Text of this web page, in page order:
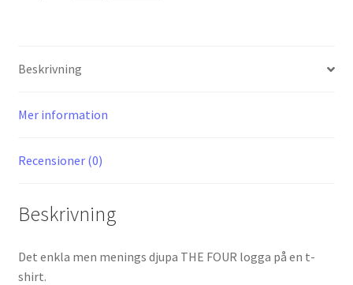
Beskrivning
Mer information
Recensioner (0)
Beskrivning
Det enkla men menings djupa THE FOUR logga på en t-
shirt.